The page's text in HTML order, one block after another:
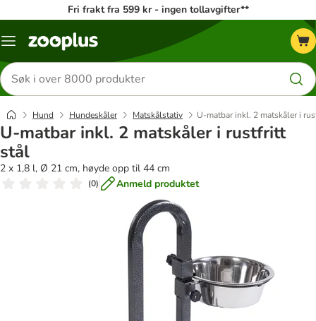
Fri frakt fra 599 kr - ingen tollavgifter**
Katalogmeny
Søk
etter
produkter
Hund Hundeskåler Matskålstativ U-matbar inkl. 2 matskåler i
U-matbar inkl. 2 matskåler i rustfritt
stål
2 x 1,8 l, Ø 21 cm, høyde opp til 44 cm
(0) Anmeld produktet